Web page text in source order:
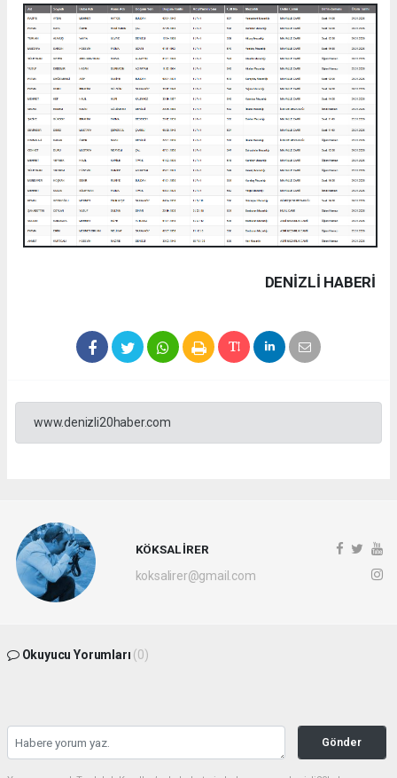
DENIZLI HABERİ
www.denizli20haber.com
KÖKSAL İRER
koksalirer@gmail.com
Okuyucu Yorumları (0)
Gönder